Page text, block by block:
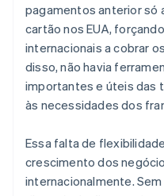
pagamentos anterior só
cartão nos EUA,
internacionais a cobrar
disso, não havia
importantes e úteis das
às necessidades dos
Essa falta de
crescimento dos
internacionalmente.